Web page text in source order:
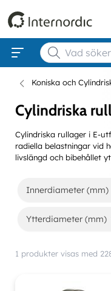
Koniska och
Cylindriska
Cylindriska rullager i E-
radiella belastningar vid
livslängd och bibehållet
Innerdiameter (mm)
Ytterdiameter (mm)
1 produkter visas med